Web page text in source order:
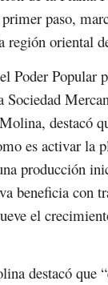
paso,
región oriental
Poder Popular
destacó
es activar la
producción
beneficia con
el
destacó que